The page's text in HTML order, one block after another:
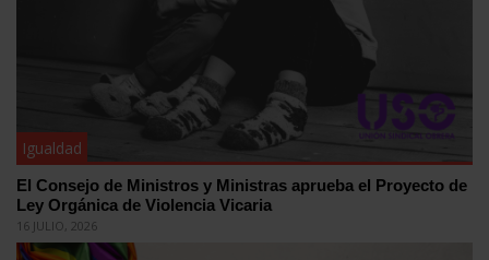
Igualdad
El Consejo de Ministros y Ministras aprueba el Proyecto de
Ley Orgánica de Violencia Vicaria
16 JULIO, 2026